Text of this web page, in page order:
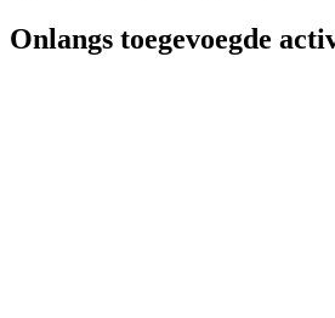
Onlangs toegevoegde